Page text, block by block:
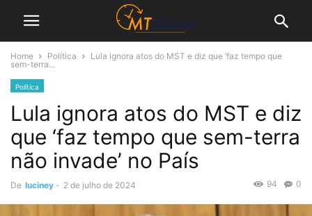
Home Política
Lula ignora atos do MST e diz que ‘faz tempo que
sem-terra...
Política
Lula ignora atos do MST e diz
que ‘faz tempo que sem-terra
não invade’ no País
De luciney - 2 de julho de 2024 0
94